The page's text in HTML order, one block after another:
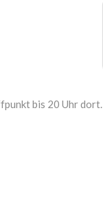
bis 20 Uhr dort.